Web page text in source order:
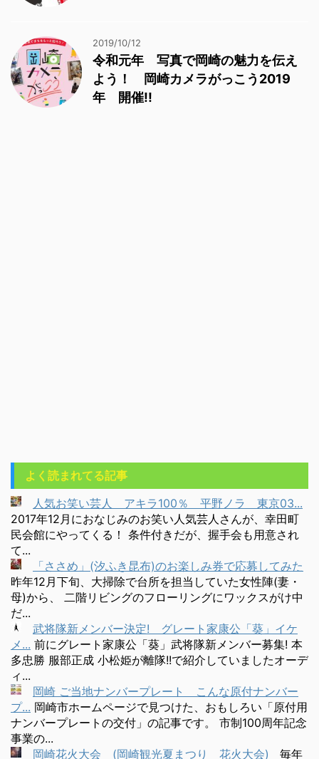
2019/10/12
令和元年 写真で岡崎の魅力を伝え
よう！ 岡崎カメラがっこう2019
年 開催!!
よく読まれてる記事
人気お笑い芸人 アキラ100％ 平野ノラ 東京03...
2017年12月におなじみのお笑い人気芸人さんが、幸田町
民会館にやってくる！ 条件付きだが、握手会も用意され
て...
「ささめ」(汐ふき昆布)のお楽しみ券で応募してみた
昨年12月下旬、大掃除で台所を担当していた女性陣(妻・
母)から、 二階リビングのフローリングにワックスがけ中
だ...
武将隊新メンバー決定! グレート家康公「葵」イケ
メ... 前にグレート家康公「葵」武将隊新メンバー募集! 本
多忠勝 服部正成 小松姫が離隊!!で紹介していましたオーデ
ィ...
岡崎 ご当地ナンバープレート こんな原付ナンバー
プ... 岡崎市ホームページで見つけた、おもしろい「原付用
ナンバープレートの交付」の記事です。 市制100周年記念
事業の...
岡崎花火大会 (岡崎観光夏まつり 花火大会)
毎年